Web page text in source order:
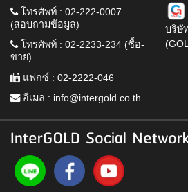
โทรศัพท์ : 02-222-0007
(สอบถามข้อมูล)
โทรศัพท์ : 02-2233-234 (ซื้อ-
ขาย)
แฟกซ์ : 02-2222-046
อีเมล : info@intergold.co.th
บริษั
InterGOLD Social